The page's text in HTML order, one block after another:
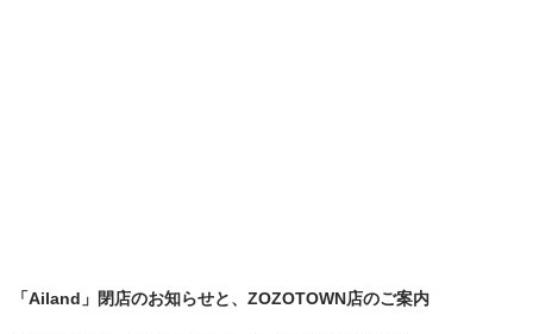
「Ailand」閉店のお知らせと、ZOZOTOWN店のご案内